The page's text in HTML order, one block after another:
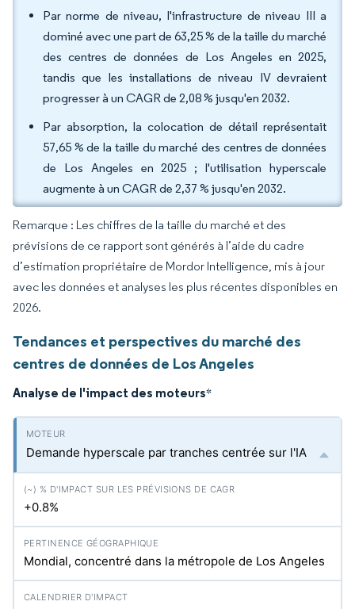
Par norme de niveau, l'infrastructure de niveau III a
dominé avec une part de 63,25 % de la taille du marché
des centres de données de Los Angeles en 2025,
tandis que les installations de niveau IV devraient
progresser à un CAGR de 2,08 % jusqu'en 2032.
Par absorption, la colocation de détail représentait
57,65 % de la taille du marché des centres de données
de Los Angeles en 2025 ; l'utilisation hyperscale
augmente à un CAGR de 2,37 % jusqu'en 2032.
Remarque : Les chiffres de la taille du marché et des
prévisions de ce rapport sont générés à l’aide du cadre
d’estimation propriétaire de Mordor Intelligence, mis à jour
avec les données et analyses les plus récentes disponibles en
2026.
Tendances et perspectives du marché des
centres de données de Los Angeles
Analyse de l'impact des moteurs*
Demande hyperscale par tranches centrée sur l'IA
+0.8%
Mondial, concentré dans la métropole de Los Angeles